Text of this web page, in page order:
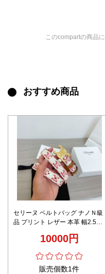
このcompartの商品
おすすめ商品
セリーヌ ベルトバッグ ナノＮ級
品 プリント レザー 本革 幅2.5cm
10000円
販売個数1件